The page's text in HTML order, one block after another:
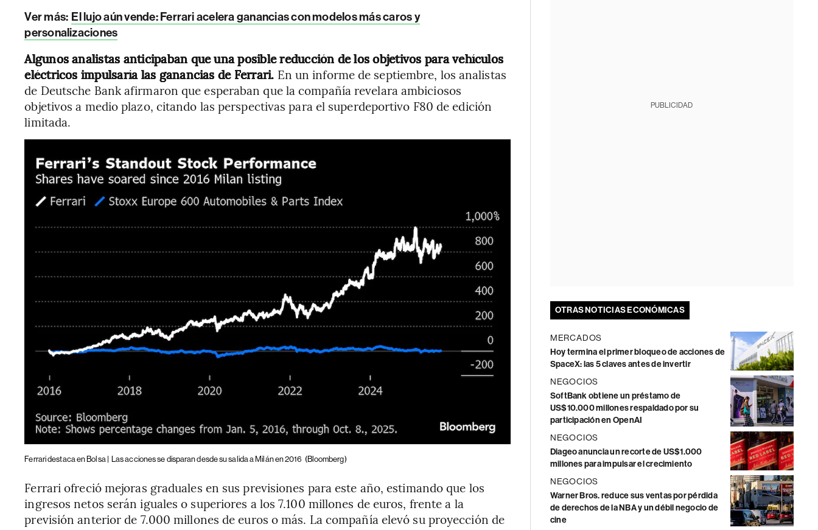
Ver más: El lujo aún vende: Ferrari acelera ganancias con modelos más caros y
personalizaciones
Algunos analistas anticipaban que una posible reducción de los objetivos para vehículos
eléctricos impulsaría las ganancias de Ferrari. En un informe de septiembre, los analistas
de Deutsche Bank afirmaron que esperaban que la compañía revelara ambiciosos
objetivos a medio plazo, citando las perspectivas para el superdeportivo F80 de edición
limitada.
Ferrari destaca en Bolsa | Las acciones se disparan desde su salida a Milán en 2016 (Bloomberg)
Ferrari ofreció mejoras graduales en sus previsiones para este año, estimando que los
ingresos netos serán iguales o superiores a los 7.100 millones de euros, frente a la
previsión anterior de 7.000 millones de euros o más. La compañía elevó su proyección de
PUBLICIDAD
OTRAS NOTICIAS ECONÓMICAS
MERCADOS
Hoy termina el primer bloqueo de acciones de
SpaceX: las 5 claves antes de invertir
NEGOCIOS
SoftBank obtiene un préstamo de
US$10.000 millones respaldado por su
participación en OpenAI
NEGOCIOS
Diageo anuncia un recorte de US$1.000
millones para impulsar el crecimiento
NEGOCIOS
Warner Bros. reduce sus ventas por pérdida
de derechos de la NBA y un débil negocio de
cine